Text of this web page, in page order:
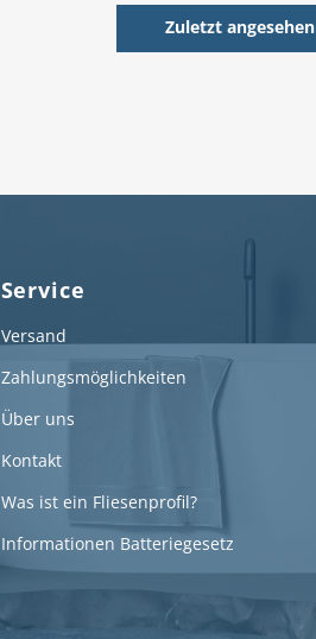
Zuletzt angesehen
Service
Versand
Zahlungsmöglichkeiten
Über uns
Kontakt
Was ist ein Fliesenprofil?
Informationen Batteriegesetz